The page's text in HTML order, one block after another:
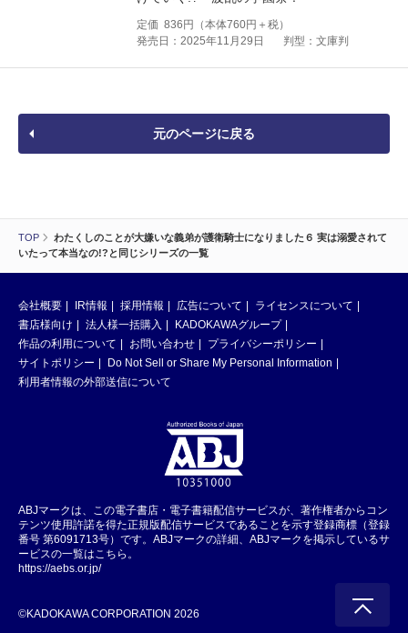
TOP
わたくしのことが大嫌いな義弟が護衛騎士になりました６ 実は溺愛されて
いたって本当なの!?と同じシリーズの一覧
定価 836 円（本体760円＋税）
発売日：2025年11月29日
判型：文庫判
元のページに戻る
会社概要 IR情報 採用情報 広告について
ライセンスについて
書店様向け
法人様一括購入
KADOKAWAグループ
作品の利用について
お問い合わせ
プライバシーポリシー
サイトポリシー
Do Not Sell or Share My Personal Information
利用者情報の外部送信について
ABJマークは、この電子書店・電子書籍配信サービスが、著作権者からコン
テンツ使用許諾を得た正規版配信サービスであることを示す登録商標（登録
番号 第6091713号）です。ABJマークの詳細、ABJマークを掲示しているサ
ービスの一覧はこちら。
https://aebs.or.jp/
©KADOKAWA CORPORATION 2026